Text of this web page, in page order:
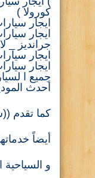
كورولا )
ايجار سيارات
ايجار
جرانديز _
ايجار
ايجار
جميع ا
أحدث
كما تقدم
أيضاً
و السياحية